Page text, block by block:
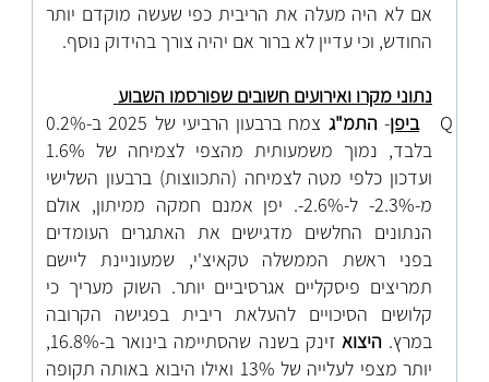
אם לא היה מעלה את הריבית כפי שעשה מוקדם יותר
החודש, וכי עדיין לא ברור אם יהיה צורך בהידוק נוסף.
נתוני מקרו ואירועים חשובים שפורסמו השבוע
Q
ביפן- התמ"ג
צמח ברבעון הרביעי של 2025 ב-0.2%
בלבד, נמוך משמעותית מהצפי לצמיחה של 1.6%
ועדכון כלפי מטה לצמיחה (התכווצות) ברבעון השלישי
מ-2.3%- ל-2.6%-. יפן אמנם חמקה ממיתון, אולם
הנתונים החלשים מדגישים את האתגרים העומדים
בפני ראשת הממשלה טקאיצ'י, שמעוניינת ליישם
תמריצים פיסקליים אגרסיביים יותר. השוק מעריך כי
קלושים הסיכויים להעלאת ריבית בפגישה הקרובה
במרץ. היצוא
זינק בשנה שהסתיימה בינואר ב-16.8%,
יותר מצפי לעלייה של 13% ואילו היבוא באותה תקופה